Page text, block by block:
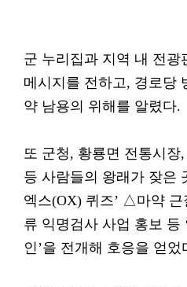
군 누리집과 지역 내 전광
메시지를 전하고, 경로당
약 남용의 위해를 알렸다.
또 군청, 황룡면 전통시장
등 사람들의 왕래가 잦은
엑스(OX) 퀴즈’ △마약
류 익명검사 사업 홍보 등
인’을 전개해 호응을 얻었